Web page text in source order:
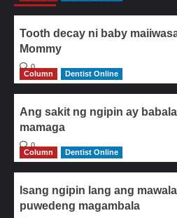
Tooth decay ni baby
Mommy
0
Column
Dentist Online
Ang sakit ng ngipin ay
mamaga
0
Column
Dentist Online
Isang ngipin lang ang
puwedeng magambala